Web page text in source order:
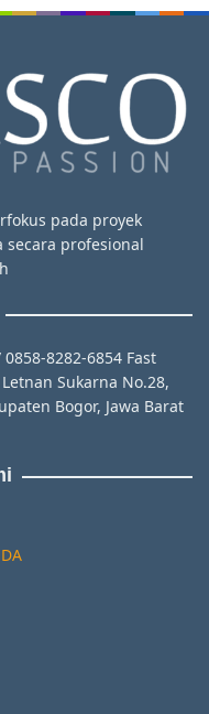
pada proyek
profesional
8282-6854 Fast
Sukarna No.28,
Bogor, Jawa Barat